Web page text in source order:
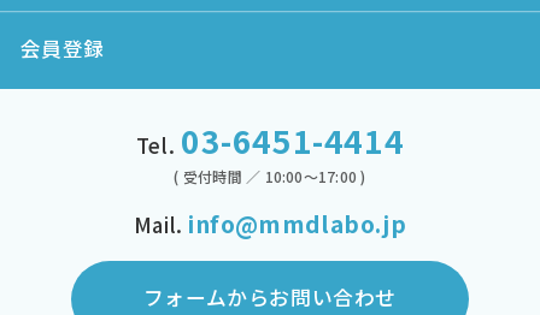
会員登録
Tel. 03-6451-4414
( 受付時間 ／ 10:00～17:00 )
Mail. info@mmdlabo.jp
フォームからお問い合わせ